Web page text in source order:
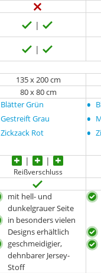
135 x 200 cm
80 x 80 cm
Blätter Grün
Gestreift Grau
Zickzack Rot
•
•
•
Reißverschluss
mit hell- und
dunkelgrauer Seite
in besonders vielen
Designs erhältlich
geschmeidigier,
dehnbarer Jersey-
Stoff